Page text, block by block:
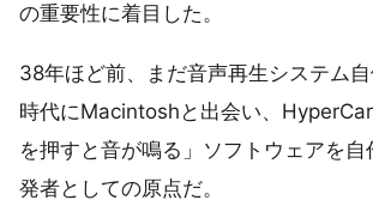
の重要性に着目した。
38年ほど前、まだ音声再生システム
時代にMacintoshと出会い、
を押すと音が鳴る」ソフトウェアを自
発者としての原点だ。